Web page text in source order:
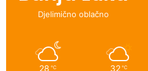
Djelimično oblačno
28 ℃ 32 ℃